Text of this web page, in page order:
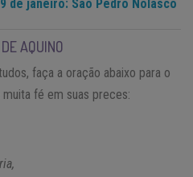
de janeiro: São Pedro Nolasco
AQUINO
faça a oração abaixo para o
fé em suas preces: